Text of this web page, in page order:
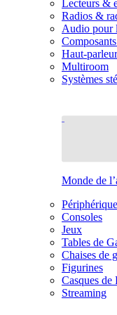
Lecteurs &
Radios &
Audio pour
Haut-
Multiroom
Systèmes
Monde de
Consoles
Jeux
Tables de
Chaises de
Figurines
Casques de
Streaming